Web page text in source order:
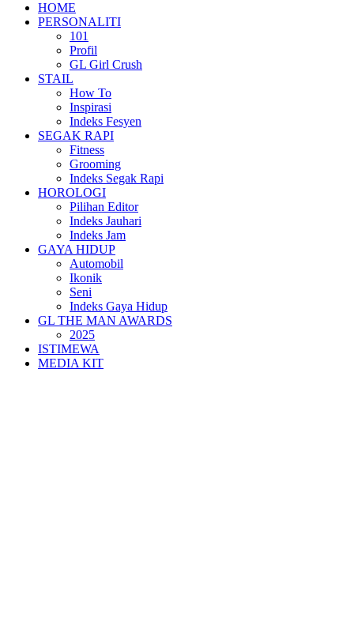
HOME
PERSONALITI
101
Profil
GL Girl Crush
STAIL
How To
Inspirasi
Indeks Fesyen
SEGAK RAPI
Fitness
Grooming
Indeks Segak Rapi
HOROLOGI
Pilihan Editor
Indeks Jauhari
Indeks Jam
GAYA HIDUP
Automobil
Ikonik
Seni
Indeks Gaya Hidup
GL THE MAN AWARDS
2025
ISTIMEWA
MEDIA KIT